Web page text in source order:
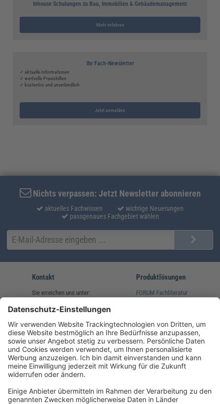
Inhouse Schulungen zu Bau, Immobilien & Gebäudemanagement
Mehr erfahren
Ihr Fach-Newsletter
✓ aktuelle Informationen
✓ wertvolle Praxishilfen
✓ kostenlos und unverbindlich
Jetzt anmelden
Nichts verpassen: Jetzt Newsletter abonnieren
aktuelles Fachwissen
wichtige Neuerungen
passgenaues Fachgebiet wählen
Kontakt
Sie erreichen uns unter:
(08233) 38 11 23
service@forum-verlag.com
Mo-Do 07:30 - 17:00 Uhr
Fr 07:30 - 15:00 Uhr
Produktlösungen
FORUM Fachliteratur
Folgen Sie uns